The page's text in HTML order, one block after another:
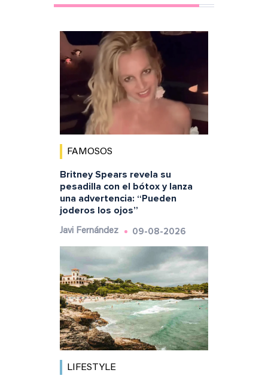
FAMOSOS
Britney Spears revela su
pesadilla con el bótox y lanza
una advertencia: “Pueden
joderos los ojos”
Javi Fernández 09-08-2026
LIFESTYLE